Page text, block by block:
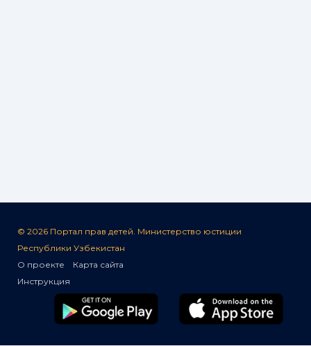
© 2026 Портал прав детей. Министерство юстиции
Республики Узбекистан
О проекте
Карта сайта
Инструкция